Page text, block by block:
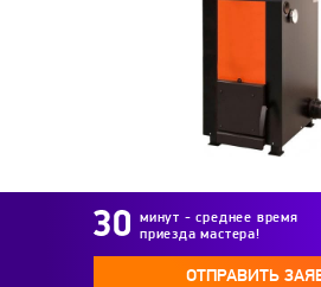
минут - среднее время
приезда мастера!
ОТПРАВИТЬ